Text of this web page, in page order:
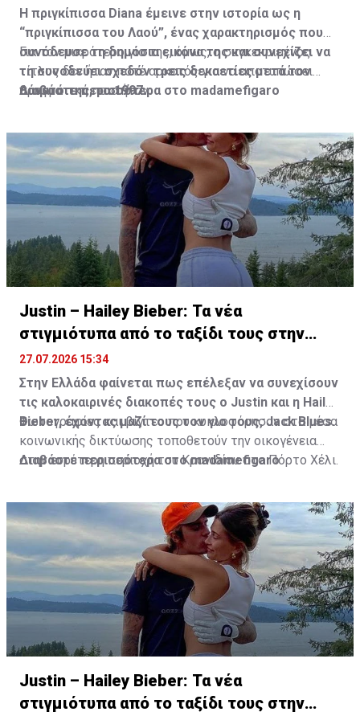
Η πριγκίπισσα Diana έμεινε στην ιστορία ως η
“πριγκίπισσα του Λαού”, ένας χαρακτηρισμός που
συνόδευσε τη δημόσια εικόνα της και συνεχίζει να
τη συνοδεύει σχεδόν τρεις δεκαετίες μετά τον
θάνατό της, το 1997.
Για τον μικρότερο γιο της, όμως, ο συγκεκριμένος
τίτλος δεν ήταν ποτέ αρκετός για να αποτυπώσει
πραγματικά ποια ήταν.
Διαβάστε περισσότερα στο madamefigaro
Justin – Hailey Bieber: Τα νέα
στιγμιότυπα από το ταξίδι τους στην
Ελλάδα
27.07.2026 15:34
Στην Ελλάδα φαίνεται πως επέλεξαν να συνεχίσουν
τις καλοκαιρινές διακοπές τους ο Justin και η Hailey
Bieber, έχοντας μαζί τους τον γιο τους, Jack Blues.
Φωτογραφίες και βίντεο που κυκλοφόρησαν στα μέσα
κοινωνικής δικτύωσης τοποθετούν την οικογένεια
στην ευρύτερη περιοχή του Κρανιδίου στο Πόρτο Χέλι.
Διαβάστε περισσότερα στο madamefigaro
Justin – Hailey Bieber: Τα νέα
στιγμιότυπα από το ταξίδι τους στην